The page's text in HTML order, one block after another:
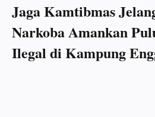
Jaga Kamtibmas
Narkoba Amankan
Ilegal di Kampung